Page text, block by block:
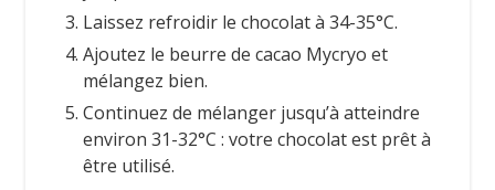
Laissez refroidir le chocolat à 34-35°C.
Ajoutez le beurre de cacao Mycryo et
mélangez bien.
Continuez de mélanger jusqu’à atteindre
environ 31-32°C : votre chocolat est prêt à
être utilisé.